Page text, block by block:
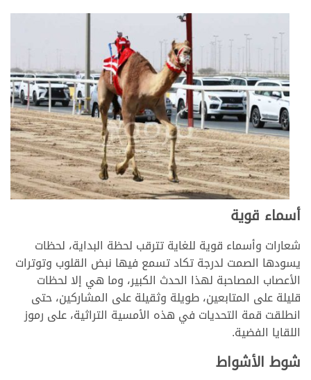
أسماء قوية
شعارات وأسماء قوية للغاية تترقب لحظة البداية، لحظات
يسودها الصمت لدرجة تكاد تسمع فيها نبض القلوب وتوترات
الأعصاب المصاحبة لهذا الحدث الكبير، وما هي إلا لحظات
قليلة على المتابعين، طويلة وثقيلة على المشاركين، حتى
انطلقت قمة التحديات في هذه الأمسية التراثية، على رموز
اللقايا الفضية.
شوط الأشواط